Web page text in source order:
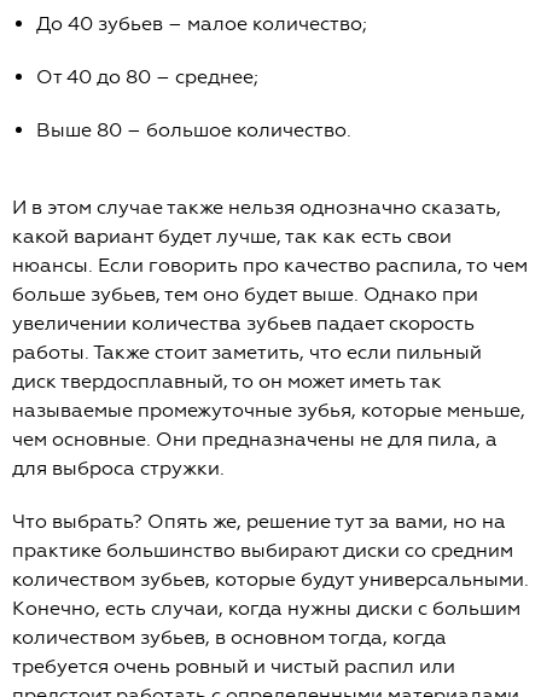
До 40 зубьев – малое количество;
От 40 до 80 – среднее;
Выше 80 – большое количество.
И в этом случае также нельзя однозначно сказать,
какой вариант будет лучше, так как есть свои
нюансы. Если говорить про качество распила, то чем
больше зубьев, тем оно будет выше. Однако при
увеличении количества зубьев падает скорость
работы. Также стоит заметить, что если пильный
диск твердосплавный, то он может иметь так
называемые промежуточные зубья, которые меньше,
чем основные. Они предназначены не для пила, а
для выброса стружки.
Что выбрать? Опять же, решение тут за вами, но на
практике большинство выбирают диски со средним
количеством зубьев, которые будут универсальными.
Конечно, есть случаи, когда нужны диски с большим
количеством зубьев, в основном тогда, когда
требуется очень ровный и чистый распил или